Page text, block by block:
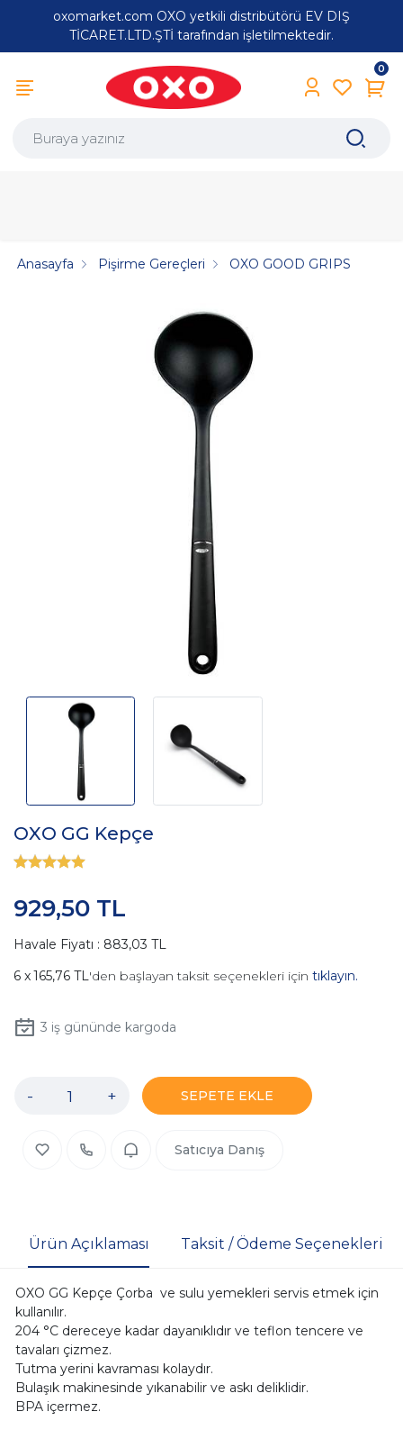
oxomarket.com OXO yetkili distribütörü EV DIŞ
TİCARET.LTD.ŞTİ tarafından işletilmektedir.
0
Anasayfa Pişirme Gereçleri OXO GOOD GRIPS
OXO GG Kepçe
929,50 TL
Havale Fiyatı : 883,03 TL
165,76 TL'den başlayan taksit seçenekleri için tıklayın.
3 iş gününde kargoda
- + SEPETE EKLE
Satıcıya Danış
Ürün Açıklaması Taksit / Ödeme Seçenekleri
OXO GG Kepçe Çorba ve sulu yemekleri servis etmek için
kullanılır.
204 °C dereceye kadar dayanıklıdır ve teflon tencere ve
tavaları çizmez.
Tutma yerini kavraması kolaydır.
Bulaşık makinesinde yıkanabilir ve askı deliklidir.
BPA içermez.